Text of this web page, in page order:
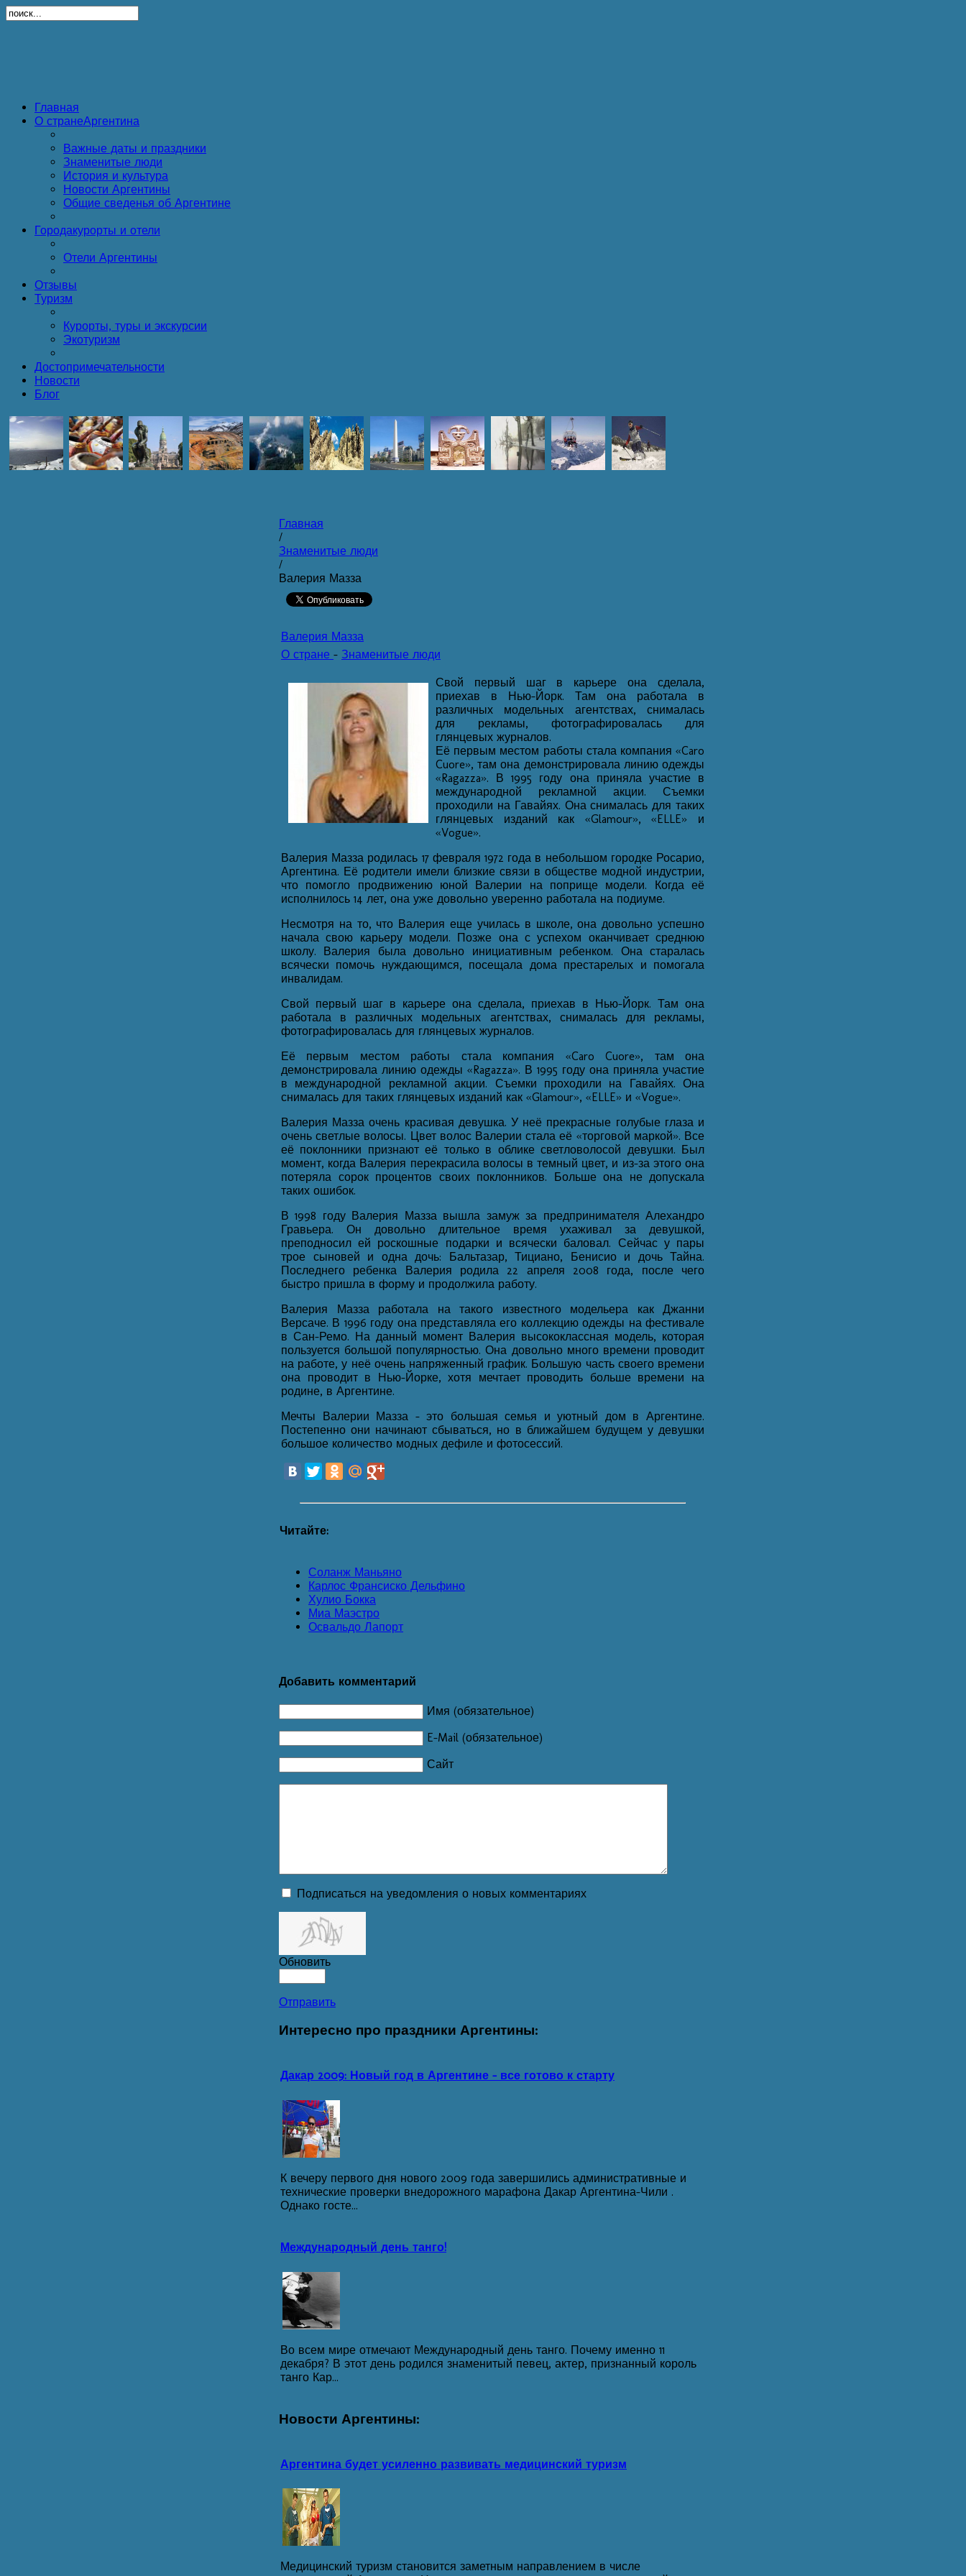
Главная
О странеАргентина
Важные даты и праздники
Знаменитые люди
История и культура
Новости Аргентины
Общие сведенья об Аргентине
Городакурорты и отели
Отели Аргентины
Отзывы
Туризм
Курорты, туры и экскурсии
Экотуризм
Достопримечательности
Новости
Блог
Главная
/
Знаменитые люди
/
Валерия Мазза
Валерия Мазза
О стране - Знаменитые люди
Свой первый шаг в карьере она сделала,
приехав в Нью-Йорк. Там она работала в
различных модельных агентствах, снималась
для рекламы, фотографировалась для
глянцевых журналов.
Её первым местом работы стала компания «Caro
Cuore», там она демонстрировала линию одежды
«Ragazza». В 1995 году она приняла участие в
международной рекламной акции. Съемки
проходили на Гавайях. Она снималась для таких
глянцевых изданий как «Glamour», «ELLE» и
«Vogue».
Валерия Мазза родилась 17 февраля 1972 года в небольшом городке Росарио,
Аргентина. Её родители имели близкие связи в обществе модной индустрии,
что помогло продвижению юной Валерии на поприще модели. Когда её
исполнилось 14 лет, она уже довольно уверенно работала на подиуме.
Несмотря на то, что Валерия еще училась в школе, она довольно успешно
начала свою карьеру модели. Позже она с успехом оканчивает среднюю
школу. Валерия была довольно инициативным ребенком. Она старалась
всячески помочь нуждающимся, посещала дома престарелых и помогала
инвалидам.
Свой первый шаг в карьере она сделала, приехав в Нью-Йорк. Там она
работала в различных модельных агентствах, снималась для рекламы,
фотографировалась для глянцевых журналов.
Её первым местом работы стала компания «Caro Cuore», там она
демонстрировала линию одежды «Ragazza». В 1995 году она приняла участие
в международной рекламной акции. Съемки проходили на Гавайях. Она
снималась для таких глянцевых изданий как «Glamour», «ELLE» и «Vogue».
Валерия Мазза очень красивая девушка. У неё прекрасные голубые глаза и
очень светлые волосы. Цвет волос Валерии стала её «торговой маркой». Все
её поклонники признают её только в облике светловолосой девушки. Был
момент, когда Валерия перекрасила волосы в темный цвет, и из-за этого она
потеряла сорок процентов своих поклонников. Больше она не допускала
таких ошибок.
В 1998 году Валерия Мазза вышла замуж за предпринимателя Алехандро
Гравьера. Он довольно длительное время ухаживал за девушкой,
преподносил ей роскошные подарки и всячески баловал. Сейчас у пары
трое сыновей и одна дочь: Бальтазар, Тициано, Бенисио и дочь Тайна.
Последнего ребенка Валерия родила 22 апреля 2008 года, после чего
быстро пришла в форму и продолжила работу.
Валерия Мазза работала на такого известного модельера как Джанни
Версаче. В 1996 году она представляла его коллекцию одежды на фестивале
в Сан-Ремо. На данный момент Валерия высококлассная модель, которая
пользуется большой популярностью. Она довольно много времени проводит
на работе, у неё очень напряженный график. Большую часть своего времени
она проводит в Нью-Йорке, хотя мечтает проводить больше времени на
родине, в Аргентине.
Мечты Валерии Мазза - это большая семья и уютный дом в Аргентине.
Постепенно они начинают сбываться, но в ближайшем будущем у девушки
большое количество модных дефиле и фотосессий.
Читайте:
Соланж Маньяно
Карлос Франсиско Дельфино
Хулио Бокка
Миа Маэстро
Освальдо Лапорт
Добавить комментарий
Имя (обязательное)
E-Mail (обязательное)
Сайт
Подписаться на уведомления о новых комментариях
Обновить
Отправить
Интересно про праздники Аргентины:
Дакар 2009: Новый год в Аргентине - все готово к старту
К вечеру первого дня нового 2009 года завершились административные и
технические проверки внедорожного марафона Дакар Аргентина-Чили .
Однако госте...
Международный день танго!
Во всем мире отмечают Международный день танго. Почему именно 11
декабря? В этот день родился знаменитый певец, актер, признанный король
танго Кар...
Новости Аргентины:
Аргентина будет усиленно развивать медицинский туризм
Медицинский туризм становится заметным направлением в числе